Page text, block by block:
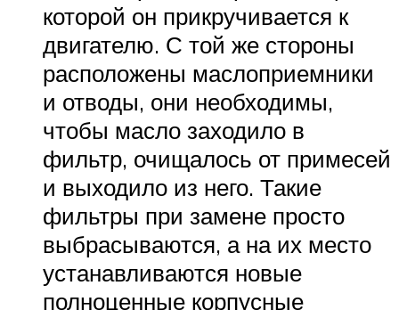
которой он прикручивается к
двигателю. С той же стороны
расположены маслоприемники
и отводы, они необходимы,
чтобы масло заходило в
фильтр, очищалось от примесей
и выходило из него. Такие
фильтры при замене просто
выбрасываются, а на их место
устанавливаются новые
полноценные корпусные